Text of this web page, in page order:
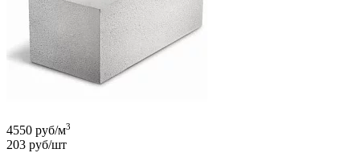
4550 руб/м3
203 руб/шт